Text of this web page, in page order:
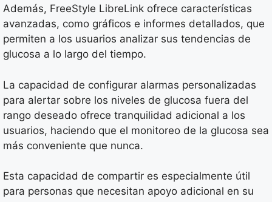
Además, FreeStyle LibreLink ofrece características
avanzadas, como gráficos e informes detallados, que
permiten a los usuarios analizar sus tendencias de
glucosa a lo largo del tiempo.
La capacidad de configurar alarmas personalizadas
para alertar sobre los niveles de glucosa fuera del
rango deseado ofrece tranquilidad adicional a los
usuarios, haciendo que el monitoreo de la glucosa sea
más conveniente que nunca.
Esta capacidad de compartir es especialmente útil
para personas que necesitan apoyo adicional en su